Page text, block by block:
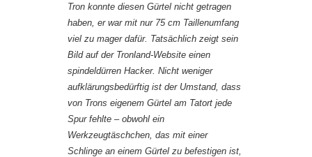
Tron konnte diesen Gürtel nicht getragen
haben, er war mit nur 75 cm Taillenumfang
viel zu mager dafür. Tatsächlich zeigt sein
Bild auf der Tronland-Website einen
spindeldürren Hacker. Nicht weniger
aufklärungsbedürftig ist der Umstand, dass
von Trons eigenem Gürtel am Tatort jede
Spur fehlte – obwohl ein
Werkzeugtäschchen, das mit einer
Schlinge an einem Gürtel zu befestigen ist,